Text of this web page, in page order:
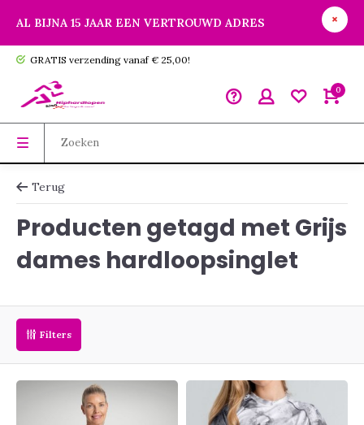
AL BIJNA 15 JAAR EEN VERTROUWD ADRES
GRATIS verzending vanaf € 25,00!
0
Terug
Producten getagd met Grijs
dames hardloopsinglet
Filters